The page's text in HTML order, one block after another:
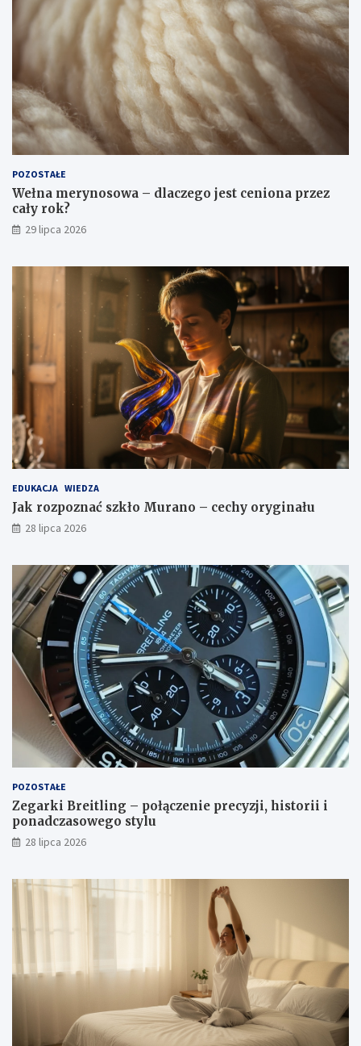
POZOSTAŁE
Wełna merynosowa – dlaczego jest ceniona przez
cały rok?
29 lipca 2026
EDUKACJA WIEDZA
Jak rozpoznać szkło Murano – cechy oryginału
28 lipca 2026
POZOSTAŁE
Zegarki Breitling – połączenie precyzji, historii i
ponadczasowego stylu
28 lipca 2026